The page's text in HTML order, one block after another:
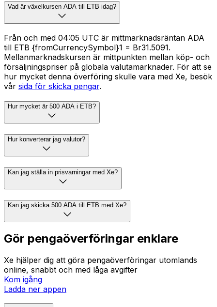
Vad är växelkursen ADA till ETB idag?
Från och med 04:05 UTC är mittmarknadsräntan ADA
till ETB {fromCurrencySymbol}1 = Br31.5091.
Mellanmarknadskursen är mittpunkten mellan köp- och
försäljningspriser på globala valutamarknader. För att se
hur mycket denna överföring skulle vara med Xe, besök
vår sida för skicka pengar.
Hur mycket är 500 ADA i ETB?
Hur konverterar jag valutor?
Kan jag ställa in prisvarningar med Xe?
Kan jag skicka 500 ADA till ETB med Xe?
Gör pengaöverföringar enklare
Xe hjälper dig att göra pengaöverföringar utomlands
online, snabbt och med låga avgifter
Kom igång
Ladda ner appen